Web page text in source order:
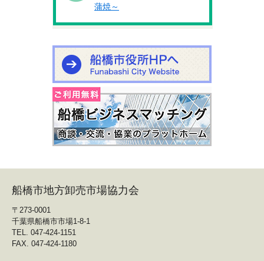
蒲焼～
船橋市地方卸売市場協力会
〒273-0001
千葉県船橋市市場1-8-1
TEL. 047-424-1151
FAX. 047-424-1180